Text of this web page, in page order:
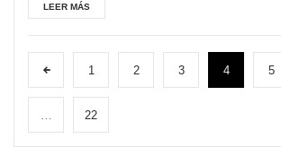
LEER MÁS
1 2 3 4 5
22